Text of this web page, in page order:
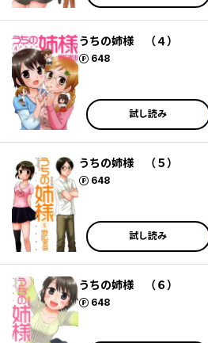
うちの姉様 （４）
648
ポイント
試し読み
うちの姉様 （５）
648
ポイント
試し読み
うちの姉様 （６）
648
ポイント